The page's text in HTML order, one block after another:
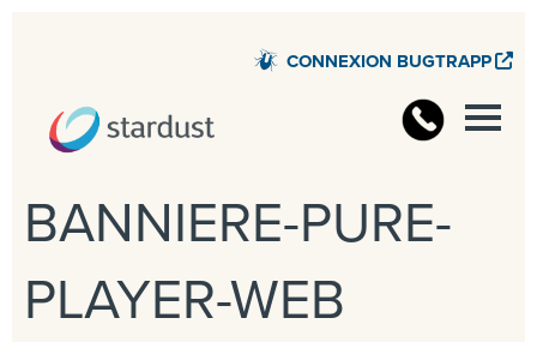
CONNEXION BUGTRAPP
BANNIERE-PURE-
PLAYER-WEB